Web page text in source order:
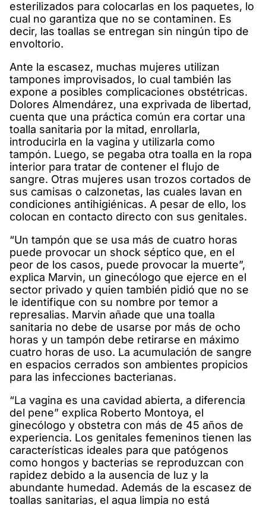
esterilizados para colocarlas en los paquetes, lo
cual no garantiza que no se contaminen. Es
decir, las toallas se entregan sin ningún tipo de
envoltorio.
Ante la escasez, muchas mujeres utilizan
tampones improvisados, lo cual también las
expone a posibles complicaciones obstétricas.
Dolores Almendárez, una exprivada de libertad,
cuenta que una práctica común era cortar una
toalla sanitaria por la mitad, enrollarla,
introducirla en la vagina y utilizarla como
tampón. Luego, se pegaba otra toalla en la ropa
interior para tratar de contener el flujo de
sangre. Otras mujeres usan trozos cortados de
sus camisas o calzonetas, las cuales lavan en
condiciones antihigiénicas. A pesar de ello, los
colocan en contacto directo con sus genitales.
“Un tampón que se usa más de cuatro horas
puede provocar un shock séptico que, en el
peor de los casos, puede provocar la muerte”,
explica Marvin, un ginecólogo que ejerce en el
sector privado y quien también pidió que no se
le identifique con su nombre por temor a
represalias. Marvin añade que una toalla
sanitaria no debe de usarse por más de ocho
horas y un tampón debe retirarse en máximo
cuatro horas de uso. La acumulación de sangre
en espacios cerrados son ambientes propicios
para las infecciones bacterianas.
“La vagina es una cavidad abierta, a diferencia
del pene” explica Roberto Montoya, el
ginecólogo y obstetra con más de 45 años de
experiencia. Los genitales femeninos tienen las
características ideales para que patógenos
como hongos y bacterias se reproduzcan con
rapidez debido a la ausencia de luz y la
abundante humedad. Además de la escasez de
toallas sanitarias, el agua limpia no está